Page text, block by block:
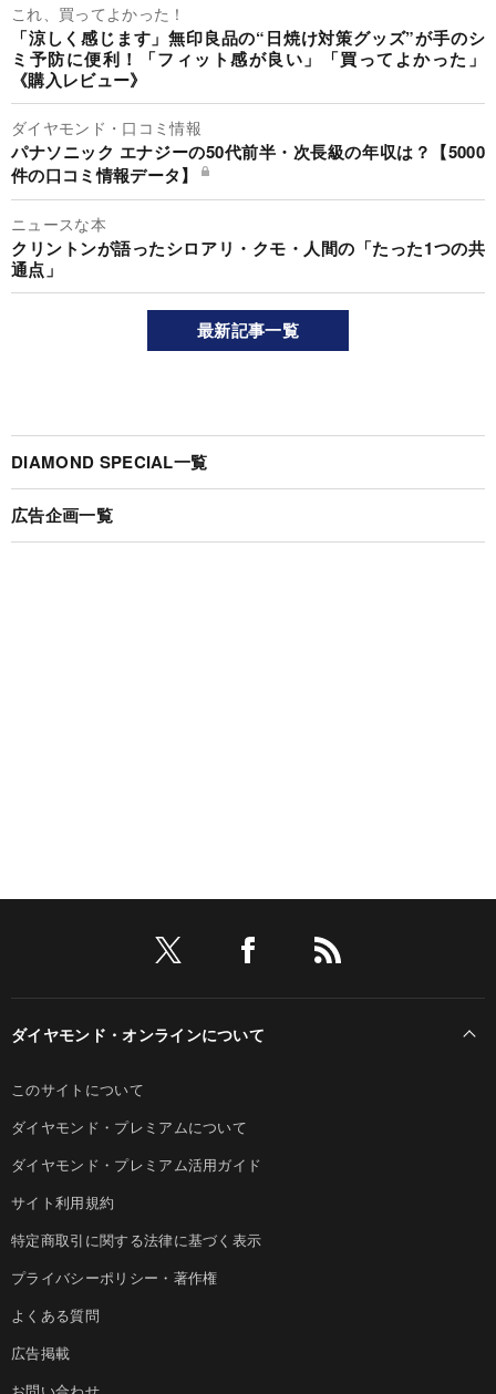
これ、買ってよかった！
「涼しく感じます」無印良品の“日焼け対策グッズ”が手のシ
ミ予防に便利！「フィット感が良い」「買ってよかった」
《購入レビュー》
ダイヤモンド・口コミ情報
パナソニック エナジーの50代前半・次長級の年収は？【5000
件の口コミ情報データ】
ニュースな本
クリントンが語ったシロアリ・クモ・人間の「たった1つの共
通点」
最新記事一覧
DIAMOND SPECIAL一覧
広告企画一覧
ダイヤモンド・オンラインについて
このサイトについて
ダイヤモンド・プレミアムについて
ダイヤモンド・プレミアム活用ガイド
サイト利用規約
特定商取引に関する法律に基づく表示
プライバシーポリシー・著作権
よくある質問
広告掲載